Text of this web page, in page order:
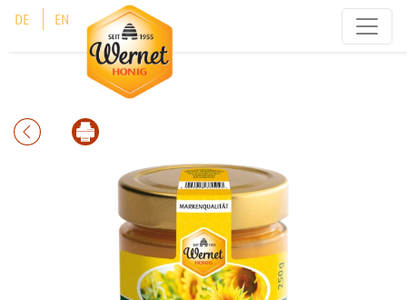
DE EN
Cookie-Einstellungen